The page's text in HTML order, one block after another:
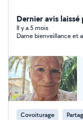
Dernier avis
Il y a 5 mois
Covoiturage